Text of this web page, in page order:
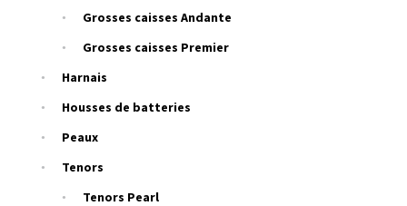
Grosses caisses Andante
Grosses caisses Premier
Harnais
Housses de batteries
Peaux
Tenors
Tenors Pearl